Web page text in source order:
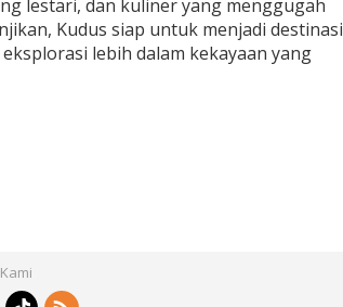
lestari, dan kuliner yang menggugah
Kudus siap untuk menjadi destinasi
lebih dalam kekayaan yang